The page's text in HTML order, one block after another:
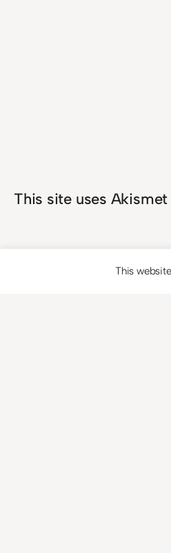
This site uses
Plantilla HTML
This